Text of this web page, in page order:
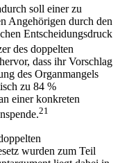
soll einer zu
Angehörigen durch den
Entscheidungsdruck
des doppelten
dass ihr Vorschlag
des Organmangels
zu 84 %
einer konkreten
21
wurden zum Teil